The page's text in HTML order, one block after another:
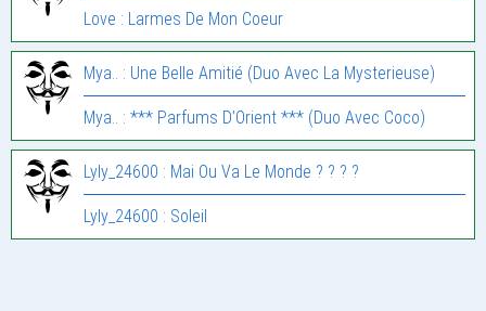
Love : Larmes De Mon Coeur
Mya.. : Une Belle Amitié (Duo Avec La Mysterieuse)
Mya.. : *** Parfums D’Orient *** (Duo Avec Coco)
Lyly_24600 : Mai Ou Va Le Monde ? ? ? ?
Lyly_24600 : Soleil